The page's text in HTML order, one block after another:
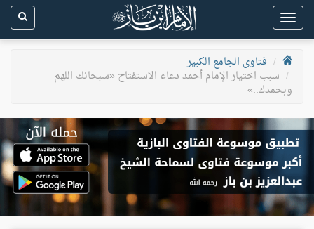
Toggle
navigation
فتاوى الجامع الكبير
سبب اختيار الإمام أحمد دعاء الاستفتاح «سبحانك اللهم
وبحمدك..»